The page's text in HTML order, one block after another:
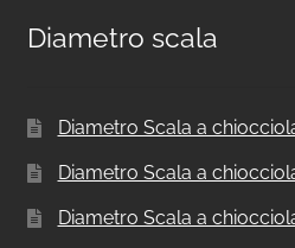
Diametro scala
Diametro Scala a
Diametro Scala a
Diametro Scala a